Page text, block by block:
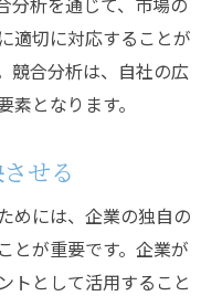
適切に対応することが
競合分析は、自社の広
となります。
せる
めには、企業の独自の
とが重要です。企業が
トとして活用すること